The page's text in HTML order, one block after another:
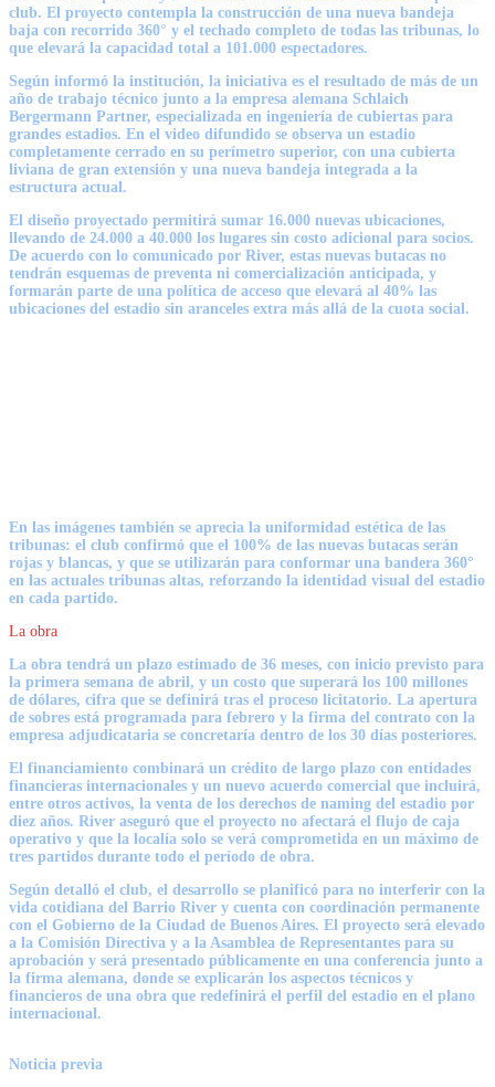
club. El proyecto contempla la construcción de una nueva bandeja
baja con recorrido 360° y el techado completo de todas las tribunas, lo
que elevará la capacidad total a 101.000 espectadores.
Según informó la institución, la iniciativa es el resultado de más de un
año de trabajo técnico junto a la empresa alemana Schlaich
Bergermann Partner, especializada en ingeniería de cubiertas para
grandes estadios. En el video difundido se observa un estadio
completamente cerrado en su perímetro superior, con una cubierta
liviana de gran extensión y una nueva bandeja integrada a la
estructura actual.
El diseño proyectado permitirá sumar 16.000 nuevas ubicaciones,
llevando de 24.000 a 40.000 los lugares sin costo adicional para socios.
De acuerdo con lo comunicado por River, estas nuevas butacas no
tendrán esquemas de preventa ni comercialización anticipada, y
formarán parte de una política de acceso que elevará al 40% las
ubicaciones del estadio sin aranceles extra más allá de la cuota social.
En las imágenes también se aprecia la uniformidad estética de las
tribunas: el club confirmó que el 100% de las nuevas butacas serán
rojas y blancas, y que se utilizarán para conformar una bandera 360°
en las actuales tribunas altas, reforzando la identidad visual del estadio
en cada partido.
La obra
La obra tendrá un plazo estimado de 36 meses, con inicio previsto para
la primera semana de abril, y un costo que superará los 100 millones
de dólares, cifra que se definirá tras el proceso licitatorio. La apertura
de sobres está programada para febrero y la firma del contrato con la
empresa adjudicataria se concretaría dentro de los 30 días posteriores.
El financiamiento combinará un crédito de largo plazo con entidades
financieras internacionales y un nuevo acuerdo comercial que incluirá,
entre otros activos, la venta de los derechos de naming del estadio por
diez años. River aseguró que el proyecto no afectará el flujo de caja
operativo y que la localía solo se verá comprometida en un máximo de
tres partidos durante todo el período de obra.
Según detalló el club, el desarrollo se planificó para no interferir con la
vida cotidiana del Barrio River y cuenta con coordinación permanente
con el Gobierno de la Ciudad de Buenos Aires. El proyecto será elevado
a la Comisión Directiva y a la Asamblea de Representantes para su
aprobación y será presentado públicamente en una conferencia junto a
la firma alemana, donde se explicarán los aspectos técnicos y
financieros de una obra que redefinirá el perfil del estadio en el plano
internacional.
Noticia previa